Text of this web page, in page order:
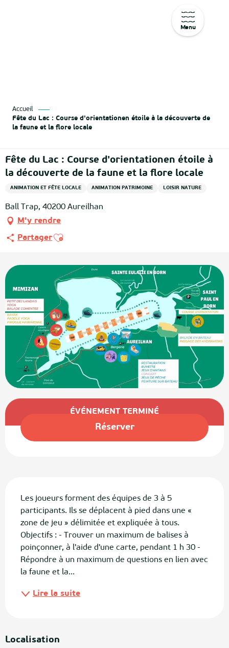
Menu
Accueil
Fête du Lac : Course d'orientationen étoile à la découverte de
la faune et la flore locale
Fête du Lac : Course d'orientationen étoile à
la découverte de la faune et la flore locale
ANIMATION ET FÊTE LOCALE ANIMATION PATRIMOINE LOISIR NATURE
Ball Trap, 40200 Aureilhan
M'y rendre
PartagerAjouter aux favoris
Ouverture et coordonnées
ÉVÉNEMENT TERMINÉ
Réserver
Les joueurs forment des équipes de 3 à 5
participants. Ils se déplacent à pied dans une «
zone de jeu » délimitée et expliquée à tous.
Objectifs : - Trouver un maximum de balises à
poinçonner, à l'aide d'une carte, pendant 1 h 30 -
Répondre à un maximum de questions en lien avec
la faune et la...
Lire la suite
Localisation